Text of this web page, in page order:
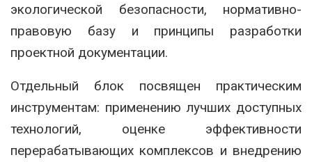
экологической безопасности, нормативно-
правовую базу и принципы разработки
проектной документации.
Отдельный блок посвящен практическим
инструментам: применению лучших доступных
технологий, оценке эффективности
перерабатывающих комплексов и внедрению